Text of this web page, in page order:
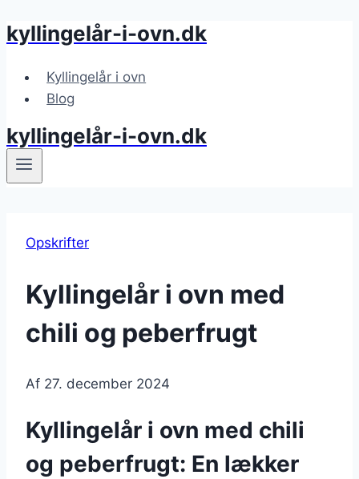
Fortsæt
indhold
kyllingelår-i-ovn.dk
Kyllingelår i ovn
Blog
kyllingelår-i-ovn.dk
Opskrifter
Kyllingelår i ovn med
chili og peberfrugt
Af 27. december 2024
Kyllingelår i ovn med chili
og peberfrugt: En lækker